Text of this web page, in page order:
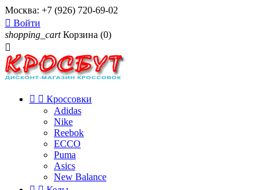
Москва: +7 (926) 720-69-02
 Войти
shopping_cart Корзина (0)

  Кроссовки
Adidas
Nike
Reebok
ECCO
Puma
Asics
New Balance